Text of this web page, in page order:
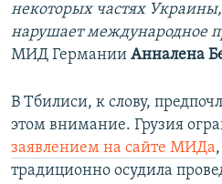
некоторых частях
нарушает международное
МИД Германии Анналена
В Тбилиси, к слову,
этом внимание. Грузия
заявлением на сайте МИДа
традиционно осудила